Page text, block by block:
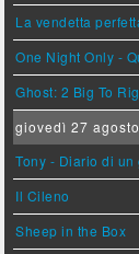
La vendetta
One Night Only -
Ghost: 2 Big To Rig
giovedì 27 agosto
Tony - Diario di un
Il Cileno
Sheep in the Box